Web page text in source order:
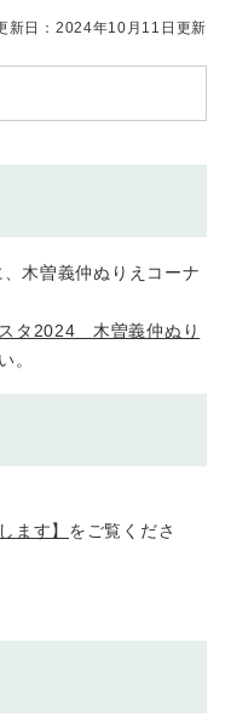
新日：2024年10月11日更新
木曽義仲ぬりえコーナ
スタ2024 木曽義仲ぬり
。
ます】 をご覧くださ